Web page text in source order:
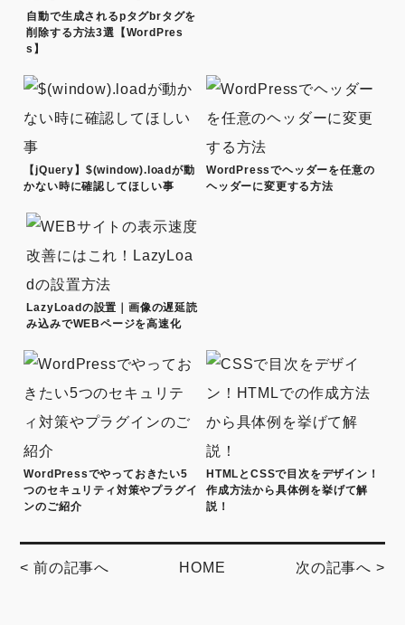
自動で生成されるpタグbrタグを
削除する方法3選【WordPres
s】
【jQuery】$(window).loadが動
かない時に確認してほしい事
WordPressでヘッダーを任意の
ヘッダーに変更する方法
LazyLoadの設置｜画像の遅延読
み込みでWEBページを高速化
WordPressでやっておきたい5
つのセキュリティ対策やプラグイ
ンのご紹介
HTMLとCSSで目次をデザイン！
作成方法から具体例を挙げて解
説！
< 前の記事へ HOME 次の記事へ >